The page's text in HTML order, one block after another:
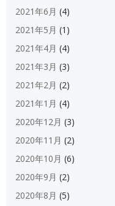
2021年6月 (4)
2021年5月 (1)
2021年4月 (4)
2021年3月 (3)
2021年2月 (2)
2021年1月 (4)
2020年12月 (3)
2020年11月 (2)
2020年10月 (6)
2020年9月 (2)
2020年8月 (5)